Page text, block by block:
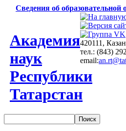
Сведения об образовательной
Академия
наук
Республики
Татарстан
420111,
тел.: (843)
email: